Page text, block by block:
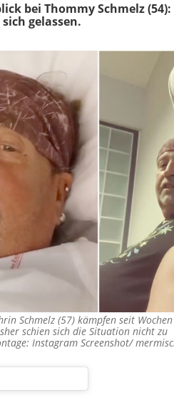
bei Thommy Schmelz (54):
gelassen.
Schmelz (57) kämpfen seit
schien sich die Situation nicht zu
Instagram Screenshot/